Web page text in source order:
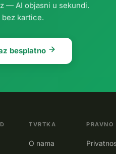
je
i
mu kašasto
— AI objasni u sekundi.
bez kartice.
besplatno
TVRTKA
O nama
PRAVNO